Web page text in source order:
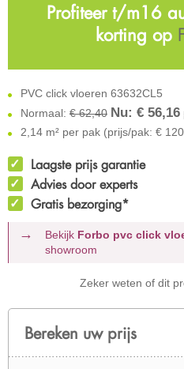
Profiteer t/m16
korting op
PVC click vloeren 63632CL5
Normaal: € 62,40 Nu: € 56,16
2,14 m² per pak (prijs/pak: €
Laagste prijs garantie
Advies door experts
Gratis bezorging*
Bekijk Forbo pvc click
showroom
Zeker weten of dit
Bereken uw prijs